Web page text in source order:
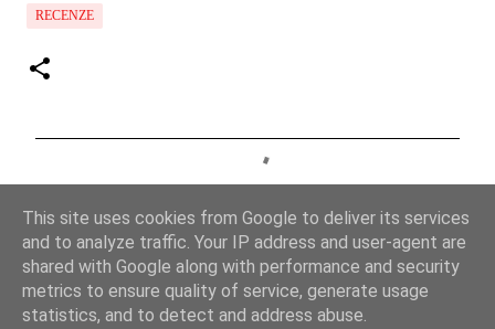
RECENZE
o
m
e
n
This site uses cookies from Google to deliver its services
and to analyze traffic. Your IP address and user-agent are
shared with Google along with performance and security
metrics to ensure quality of service, generate usage
statistics, and to detect and address abuse.